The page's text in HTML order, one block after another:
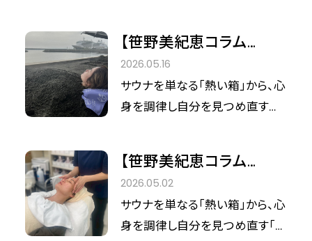
間が誕生します。来る2026年7月
3日（金）のグランドオープンを控
え、単なる「サウナ」という枠組み
を超え、沖縄という土地のエネル
設は、訪れる人の心身を深く解き
放つ場所となります。 今回は、笹
野さんがこだわり抜いたサウナ
をご紹介します。
【笹野美紀恵コラム
vol.47】日本の自然資源
を美の原動力に。笹野美
紀恵が仕掛ける「温泉×
2026.05.16
サウナを単なる「熱い箱」から、心
身を調律し自分を見つめ直す聖
美紀恵さん。彼女の探求心は今、
さらなる深化を遂げています。 現
在、笹野さんが注目しているのは
「温泉サウナ」の可能性です。実は
【笹野美紀恵コラム
vol.46】 サウナの聖域か
ら「素肌の楽園」へ。CPサ
ロンで整える、私だけの
2026.05.02
サウナを単なる「熱い箱」から、心
身を調律し自分を見つめ直す「聖